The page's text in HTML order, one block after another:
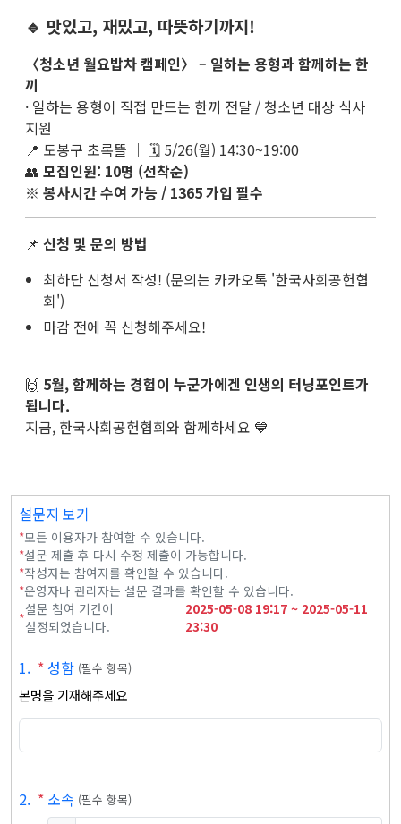
🔹 맛있고, 재밌고, 따뜻하기까지!
〈청소년 월요밥차 캠페인〉 – 일하는 용형과 함께하는 한
끼
· 일하는 용형이 직접 만드는 한끼 전달 / 청소년 대상 식사
지원
📍 도봉구 초록뜰 ｜ 🗓 5/26(월) 14:30~19:00
👥 모집인원: 10명 (선착순)
※ 봉사시간 수여 가능 / 1365 가입 필수
📌 신청 및 문의 방법
최하단 신청서 작성! (문의는 카카오톡 '한국사회공헌협
회')
마감 전에 꼭 신청해주세요!
🙌 5월, 함께하는 경험이 누군가에겐 인생의 터닝포인트가
됩니다.
지금, 한국사회공헌협회와 함께하세요 💙
설문지 보기
*모든 이용자가 참여할 수 있습니다.
*설문 제출 후 다시 수정 제출이 가능합니다.
*작성자는 참여자를 확인할 수 있습니다.
*운영자나 관리자는 설문 결과를 확인할 수 있습니다.
*설문 참여 기간이
설정되었습니다.
2025-05-0819:17~ 2025-05-11
23:30
1. *성함 (필수 항목)
본명을 기재해주세요
2. * 소속 (필수 항목)